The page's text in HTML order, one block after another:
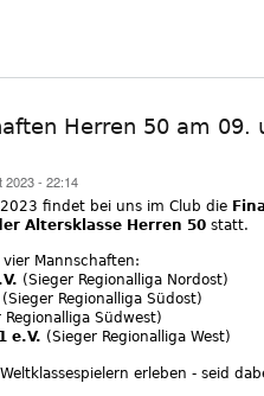
Herren 50 am 09.
2023 - 22:14
findet bei uns im Club die
Altersklasse Herren 50 statt.
Mannschaften:
(Sieger Regionalliga Nordost)
(Sieger Regionalliga Südost)
Regionalliga Südwest)
e.V. (Sieger Regionalliga West)
erleben - seid